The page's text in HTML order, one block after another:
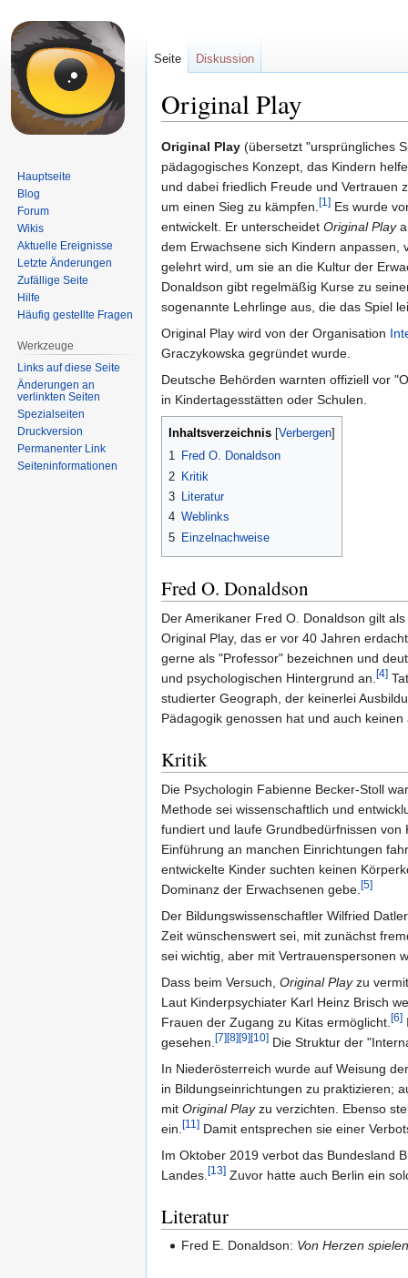
Original Play
Zur
Navigation
springen
Zur
Suche
springen
Original Play (übersetzt "ursprüngliches
pädagogisches Konzept, das Kindern
und dabei friedlich Freude und Vertrauen
um einen Sieg zu kämpfen.[1] Es wurde
entwickelt. Er unterscheidet Original Play
dem Erwachsene sich Kindern anpassen,
gelehrt wird, um sie an die Kultur der
Donaldson gibt regelmäßig Kurse zu
sogenannte Lehrlinge aus, die das Spiel
Original Play wird von der Organisation
Graczykowska gegründet wurde.
Deutsche Behörden warnten offiziell vor
in Kindertagesstätten oder Schulen.
Inhaltsverzeichnis
1 Fred O. Donaldson
2 Kritik
3 Literatur
4 Weblinks
5 Einzelnachweise
Fred O. Donaldson
Der Amerikaner Fred O. Donaldson gilt
Original Play, das er vor 40 Jahren
gerne als "Professor" bezeichnen und
und psychologischen Hintergrund an.[4]
studierter Geograph, der keinerlei
Pädagogik genossen hat und auch
Kritik
Die Psychologin Fabienne Becker-Stoll
Methode sei wissenschaftlich und
fundiert und laufe Grundbedürfnissen von
Einführung an manchen Einrichtungen
entwickelte Kinder suchten keinen
Dominanz der Erwachsenen gebe.[5]
Der Bildungswissenschaftler Wilfried
Zeit wünschenswert sei, mit zunächst
sei wichtig, aber mit Vertrauenspersonen
Dass beim Versuch, Original Playzu
Laut Kinderpsychiater Karl Heinz Brisch
Frauen der Zugang zu Kitas ermöglicht.[6]
gesehen.[7][8][9][10] Die Struktur der
In Niederösterreich wurde auf Weisung
in Bildungseinrichtungen zu praktizieren;
mit Original Playzu verzichten. Ebenso
ein.[11] Damit entsprechen sie einer
Im Oktober 2019 verbot das Bundesland
Landes.[13] Zuvor hatte auch Berlin ein
Literatur
Fred E. Donaldson: Von Herzen
Seite Diskussion
Hauptseite
Blog
Forum
Wikis
Aktuelle Ereignisse
Letzte Änderungen
Zufällige Seite
Hilfe
Häufig gestellte Fragen
Werkzeuge
Links auf diese Seite
Änderungen an
verlinkten Seiten
Spezialseiten
Druckversion
Permanenter Link
Seiten­informationen